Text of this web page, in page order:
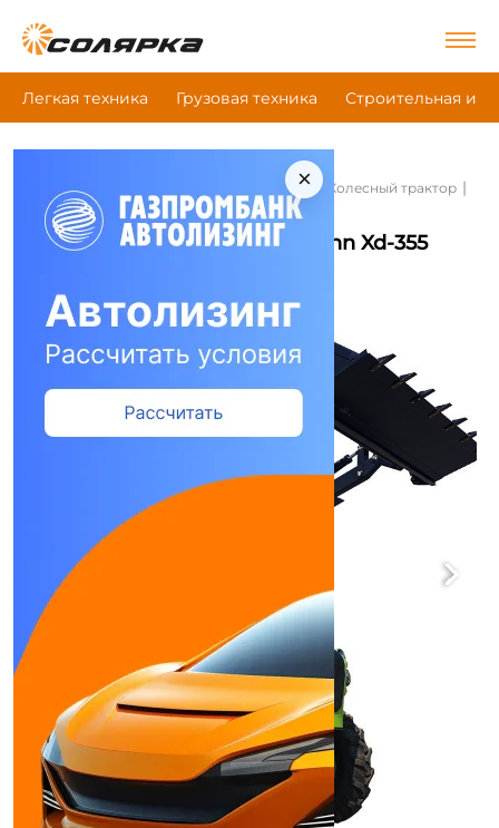
Легкая техника Грузовая техника Строительная и
×
Главная Сельскохозяйственная техника | Колесный трактор |
Catmann Xd-355
Колесный трактор Catmann Xd-355